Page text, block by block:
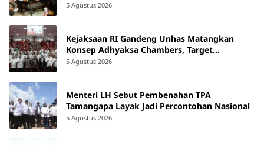
5 Agustus 2026
Kejaksaan RI Gandeng Unhas Matangkan
Konsep Adhyaksa Chambers, Target
Beroperasi 2027
5 Agustus 2026
Menteri LH Sebut Pembenahan TPA
Tamangapa Layak Jadi Percontohan Nasional
5 Agustus 2026